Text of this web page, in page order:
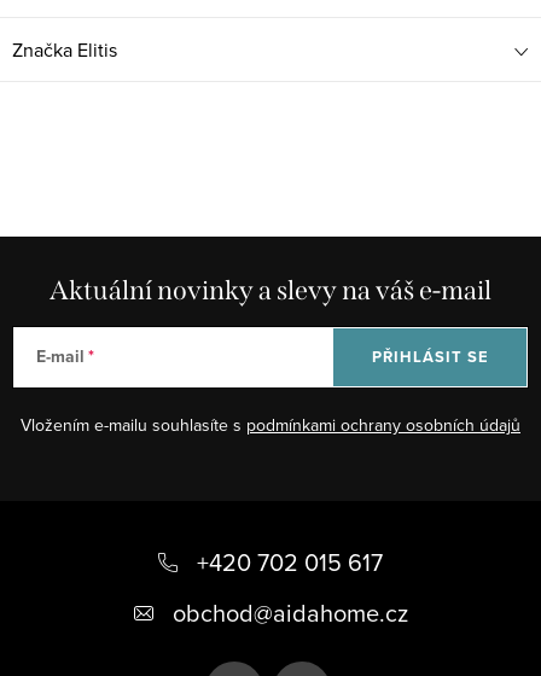
Značka Elitis
Aktuální novinky a slevy na váš e-mail
E-mail
Vložením e-mailu souhlasíte s podmínkami ochrany osobních údajů
PŘIHLÁSIT SE
+420 702 015 617
obchod@aidahome.cz